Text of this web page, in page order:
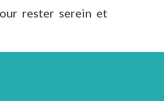
rester serein et